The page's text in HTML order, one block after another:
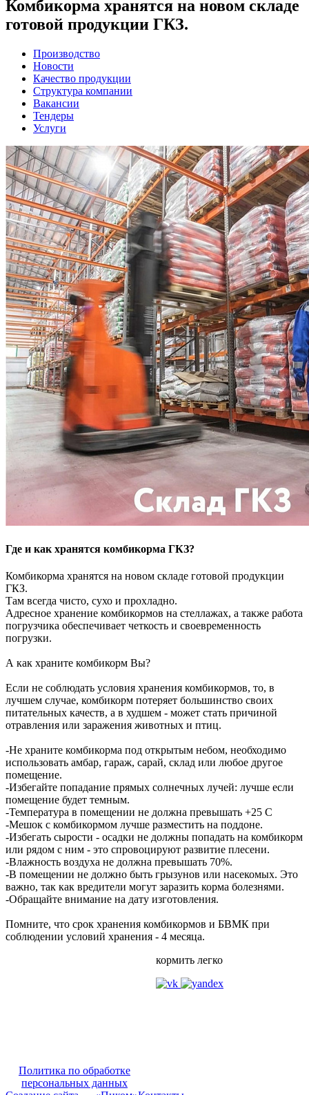
Комбикорма хранятся на новом складе
готовой продукции ГКЗ.
Производство
Новости
Качество продукции
Структура компании
Вакансии
Тендеры
Услуги
Где и как хранятся комбикорма ГКЗ?
Комбикорма хранятся на новом складе готовой продукции
ГКЗ.
Там всегда чисто, сухо и прохладно.
Адресное хранение комбикормов на стеллажах, а также работа
погрузчика обеспечивает четкость и своевременность
погрузки.
А как храните комбикорм Вы?
Если не соблюдать условия хранения комбикормов, то, в
лучшем случае, комбикорм потеряет большинство своих
питательных качеств, а в худшем - может стать причиной
отравления или заражения животных и птиц.
-Не храните комбикорма под открытым небом, необходимо
использовать амбар, гараж, сарай, склад или любое другое
помещение.
-Избегайте попадание прямых солнечных лучей: лучше если
помещение будет темным.
-Температура в помещении не должна превышать +25 С
-Мешок с комбикормом лучше разместить на поддоне.
-Избегать сырости - осадки не должны попадать на комбикорм
или рядом с ним - это спровоцируют развитие плесени.
-Влажность воздуха не должна превышать 70%.
-В помещении не должно быть грызунов или насекомых. Это
важно, так как вредители могут заразить корма болезнями.
-Обращайте внимание на дату изготовления.
Помните, что срок хранения комбикормов и БВМК при
соблюдении условий хранения - 4 месяца.
кормить легко
Политика по обработке
персональных данных